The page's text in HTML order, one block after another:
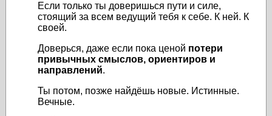
Если только ты доверишься пути и силе,
стоящий за всем ведущий тебя к себе. К ней. К
своей.
Доверься, даже если пока ценой потери
привычных смыслов, ориентиров и
направлений.
Ты потом, позже найдёшь новые. Истинные.
Вечные.